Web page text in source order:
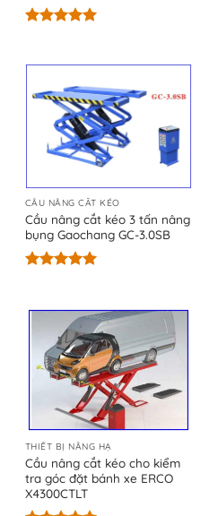
5 sao
CẦU NÂNG CẮT KÉO
Cầu nâng cắt kéo 3 tấn nâng
bụng Gaochang GC-3.0SB
5 sao
THIẾT BỊ NÂNG HẠ
Cầu nâng cắt kéo cho kiểm
tra góc đặt bánh xe ERCO
X4300CTLT